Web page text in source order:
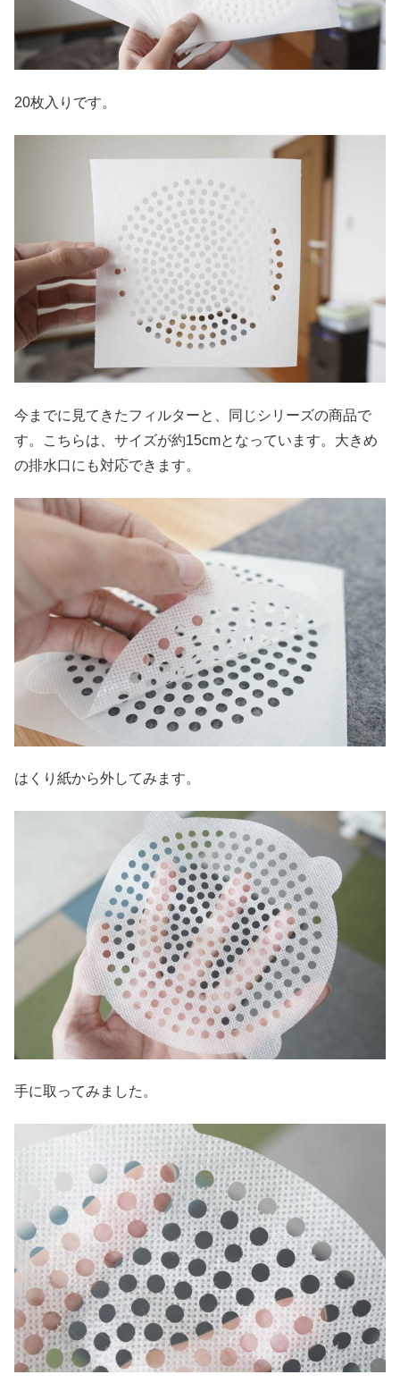
20枚入りです。
今までに見てきたフィルターと、同じシリーズの商品で
す。こちらは、サイズが約15cmとなっています。大きめ
の排水口にも対応できます。
はくり紙から外してみます。
手に取ってみました。